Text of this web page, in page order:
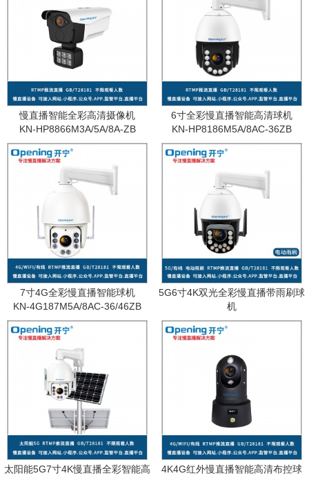
慢直播智能全彩高清摄像机
KN-HP8866M3A/5A/8A-ZB
6寸全彩慢直播智能高清球机
KN-HP8186M5A/8AC-36ZB
7寸4G全彩慢直播智能球机
KN-4G187M5A/8AC-36/46ZB
5G6寸4K双光全彩慢直播带雨刷球
机
太阳能5G7寸4K慢直播全彩智能高
4K4G红外慢直播智能高清布控球